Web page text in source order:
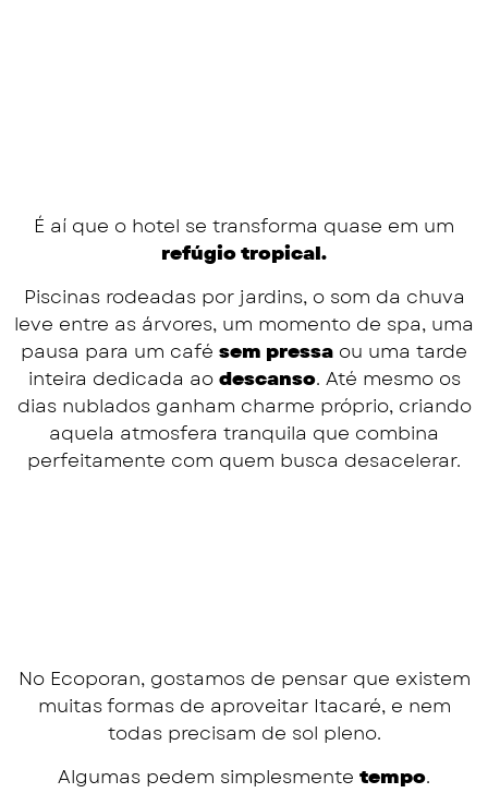
É aí que o hotel se transforma quase em um
refúgio tropical.
Piscinas rodeadas por jardins, o som da chuva
leve entre as árvores, um momento de spa, uma
pausa para um café sem pressa ou uma tarde
inteira dedicada ao descanso. Até mesmo os
dias nublados ganham charme próprio, criando
aquela atmosfera tranquila que combina
perfeitamente com quem busca desacelerar.
No Ecoporan, gostamos de pensar que existem
muitas formas de aproveitar Itacaré, e nem
todas precisam de sol pleno.
Algumas pedem simplesmente tempo.